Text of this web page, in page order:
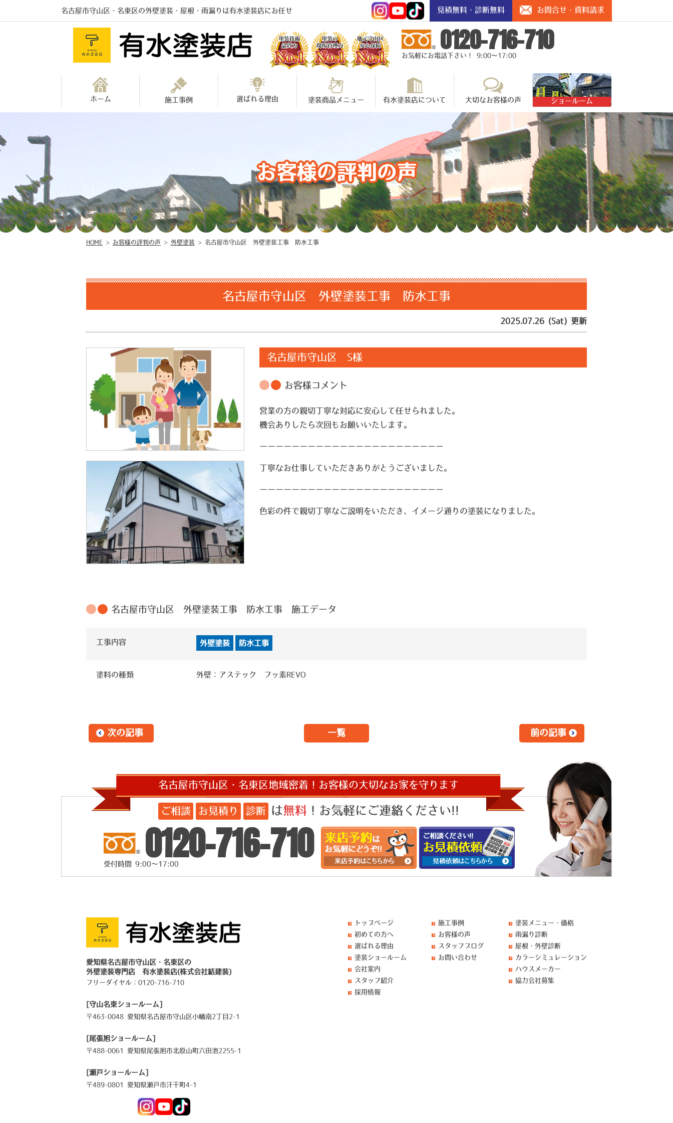
名古屋市守山区・名東区の外壁塗装・屋根・雨漏りは有水塗装店にお任せ 見積無料・診断無料 お問合せ・資料請求
0120-716-710
お気軽にお電話下さい！ 9:00～17:00
ホーム 施工事例 選ばれる理由 塗装商品メニュー 有水塗装店について 大切なお客様の声 ショールーム
お客様の評判の声
HOME > お客様の評判の声 > 外壁塗装 > 名古屋市守山区 外壁塗装工事 防水工事
名古屋市守山区 外壁塗装工事 防水工事
2025.07.26 (Sat) 更新
名古屋市守山区 S様
お客様コメント
営業の方の親切丁寧な対応に安心して任せられました。
機会ありしたら次回もお願いいたします。
ーーーーーーーーーーーーーーーーーーーーーーー
丁寧なお仕事していただきありがとうございました。
ーーーーーーーーーーーーーーーーーーーーーーー
色彩の件で親切丁寧なご説明をいただき、イメージ通りの塗装になりました。
名古屋市守山区 外壁塗装工事 防水工事 施工データ
工事内容 外壁塗装 防水工事
塗料の種類 外壁：アステック フッ素REVO
次の記事 一覧 前の記事
名古屋市守山区・名東区地域密着！お客様の大切なお家を守ります
ご相談 お見積り 診断 は無料！お気軽にご連絡ください!!
0120-716-710
受付時間 9:00～17:00
愛知県名古屋市守山区・名東区の
外壁塗装専門店 有水塗装店(株式会社結建装)
フリーダイヤル： 0120-716-710
[守山名東ショールーム]
〒463-0048 愛知県名古屋市守山区小幡南2丁目2-1
[尾張旭ショールーム]
〒488-0061 愛知県尾張旭市北原山町六田池2255-1
[瀬戸ショールーム]
〒489-0801 愛知県瀬戸市汗干町4-1
トップページ
初めての方へ
選ばれる理由
塗装ショールーム
会社案内
スタッフ紹介
採用情報
施工事例
お客様の声
スタッフブログ
お問い合わせ
塗装メニュー・価格
雨漏り診断
屋根・外壁診断
カラーシミュレーション
ハウスメーカー
協力会社募集